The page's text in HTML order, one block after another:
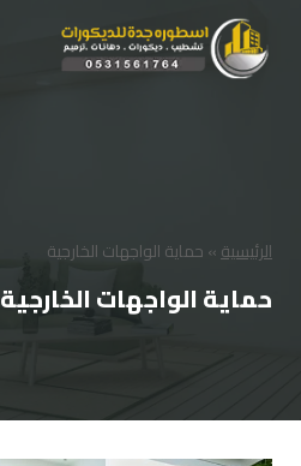
المحتوى
الرئيسية»حماية الواجهات الخارجية
حماية الواجهات الخارجية